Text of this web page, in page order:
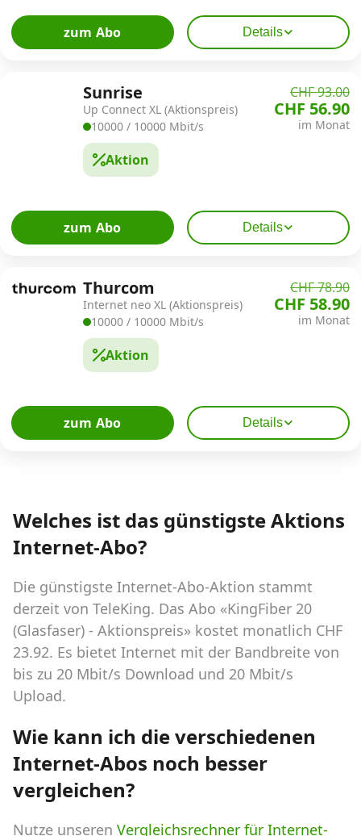
zum Abo Details
Sunrise
Up Connect XL (Aktionspreis)
10000 / 10000 Mbit/s
Aktion
CHF 93.00
CHF 56.90
im Monat
zum Abo Details
Thurcom
Internet neo XL (Aktionspreis)
10000 / 10000 Mbit/s
Aktion
CHF 78.90
CHF 58.90
im Monat
zum Abo Details
Welches ist das günstigste Aktions
Internet-Abo?
Die günstigste Internet-Abo-Aktion stammt
derzeit von TeleKing. Das Abo «KingFiber 20
(Glasfaser) - Aktionspreis» kostet monatlich CHF
23.92. Es bietet Internet mit der Bandbreite von
bis zu 20 Mbit/s Download und 20 Mbit/s
Upload.
Wie kann ich die verschiedenen
Internet-Abos noch besser
vergleichen?
Nutze unseren Vergleichsrechner für Internet-